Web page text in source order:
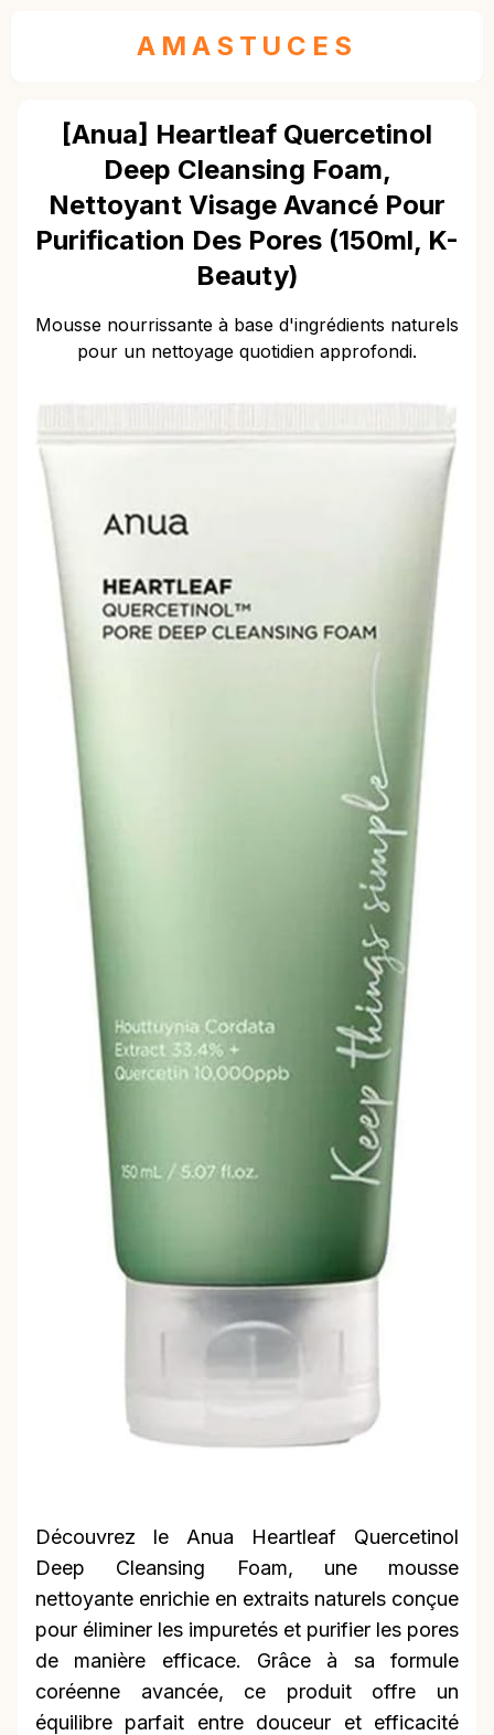
AMASTUCES
[Anua] Heartleaf Quercetinol
Deep Cleansing Foam,
Nettoyant Visage Avancé Pour
Purification Des Pores (150ml, K-
Beauty)
Mousse nourrissante à base d'ingrédients naturels
pour un nettoyage quotidien approfondi.
Découvrez le Anua Heartleaf Quercetinol
Deep Cleansing Foam, une mousse
nettoyante enrichie en extraits naturels conçue
pour éliminer les impuretés et purifier les pores
de manière efficace. Grâce à sa formule
coréenne avancée, ce produit offre un
équilibre parfait entre douceur et efficacité